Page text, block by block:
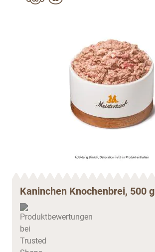
Kaninchen Knochenbrei, 500 g